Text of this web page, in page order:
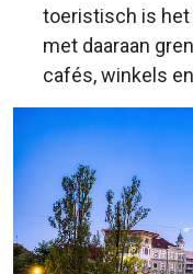
toeristisch is het
met daaraan
cafés, winkels